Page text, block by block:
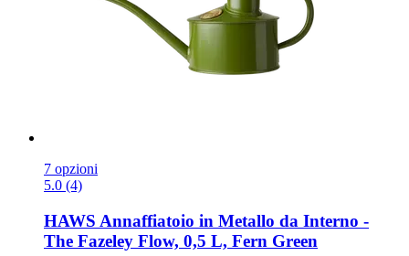
7 opzioni
5.0 (4)
HAWS Annaffiatoio in Metallo da Interno -​
The Fazeley Flow, 0,5 L, Fern Green